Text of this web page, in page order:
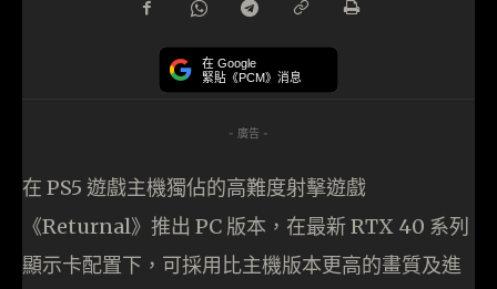
在 Google
緊貼《PCM》消息
- 廣告 -
在 PS5 遊戲主機獨佔的高難度射擊遊戲
《Returnal》推出 PC 版本，在最新 RTX 40 系列
顯示卡配置下，可採用比主機版本更高的畫質及進